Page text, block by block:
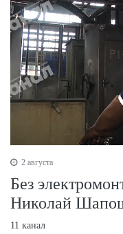
2 августа
Без
Николай
11 канал